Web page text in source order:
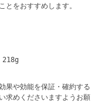
とをおすすめします。
果や効能を保証・確約する
求めくださいますようお願